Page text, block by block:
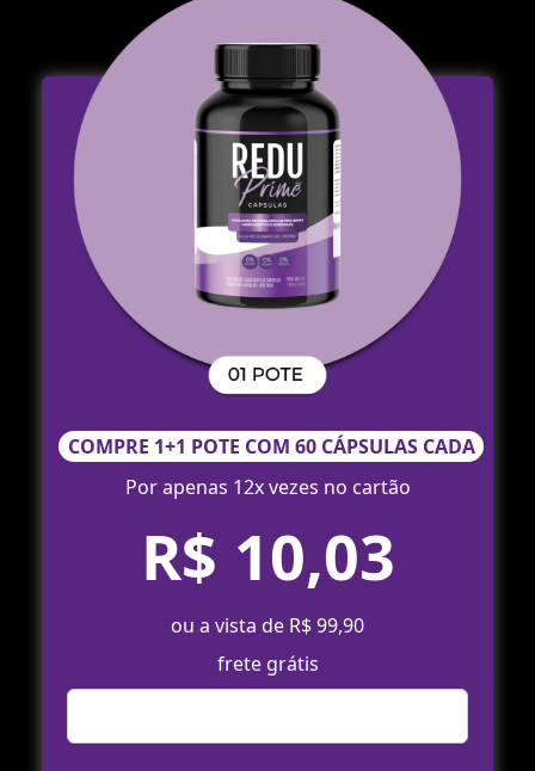
COMPRE 1+1 POTE COM 60 CÁPSULAS CADA
Por apenas 12x vezes no cartão
R$ 10,03
ou a vista de R$ 99,90
frete grátis